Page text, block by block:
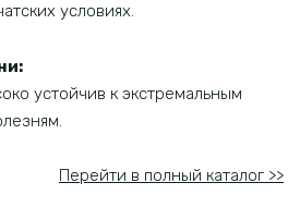
условиях.
устойчив к экстремальным
Перейти в полный каталог >>